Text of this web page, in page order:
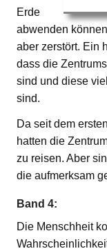
Erde
abwenden
aber zerstört. Ein
dass die
sind und diese
sind.
Da seit dem
hatten die
zu reisen. Aber
die aufmerksam
Band 4:
Die Menschheit